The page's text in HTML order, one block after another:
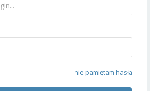
nie pamiętam hasła